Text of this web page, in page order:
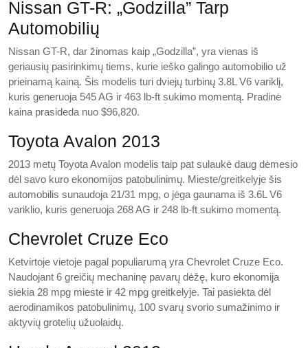
Nissan GT-R: „Godzilla” Tarp
Automobilių
Nissan GT-R, dar žinomas kaip „Godzilla”, yra vienas iš
geriausių pasirinkimų tiems, kurie ieško galingo automobilio už
prieinamą kainą. Šis modelis turi dviejų turbinų 3.8L V6 variklį,
kuris generuoja 545 AG ir 463 lb-ft sukimo momentą. Pradinė
kaina prasideda nuo $96,820.
Toyota Avalon 2013
2013 metų Toyota Avalon modelis taip pat sulaukė daug dėmesio
dėl savo kuro ekonomijos patobulinimų. Mieste/greitkelyje šis
automobilis sunaudoja 21/31 mpg, o jėga gaunama iš 3.6L V6
variklio, kuris generuoja 268 AG ir 248 lb-ft sukimo momentą.
Chevrolet Cruze Eco
Ketvirtoje vietoje pagal populiarumą yra Chevrolet Cruze Eco.
Naudojant 6 greičių mechaninę pavarų dėžę, kuro ekonomija
siekia 28 mpg mieste ir 42 mpg greitkelyje. Tai pasiekta dėl
aerodinamikos patobulinimų, 100 svarų svorio sumažinimo ir
aktyvių grotelių užuolaidų.